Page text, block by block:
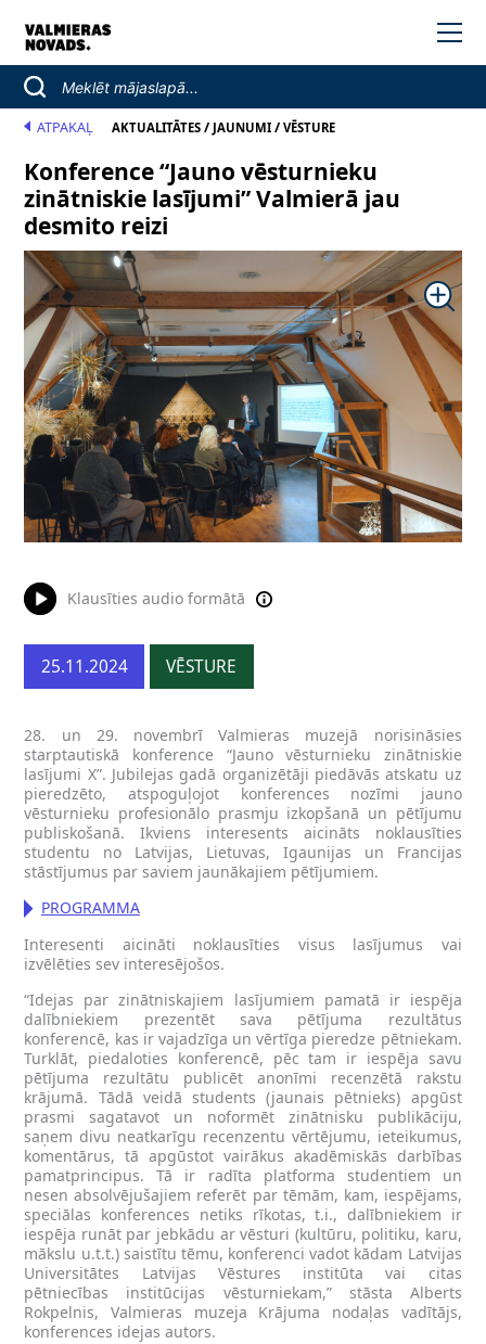
ATPAKAĻ AKTUALITĀTES/ JAUNUMI/ VĒSTURE
Konference “Jauno vēsturnieku
zinātniskie lasījumi” Valmierā jau
desmito reizi
Klausīties audio formātā
25.11.2024 VĒSTURE
28. un 29. novembrī Valmieras muzejā norisināsies
starptautiskā konference “Jauno vēsturnieku zinātniskie
lasījumi X”. Jubilejas gadā organizētāji piedāvās atskatu uz
pieredzēto, atspoguļojot konferences nozīmi jauno
vēsturnieku profesionālo prasmju izkopšanā un pētījumu
publiskošanā. Ikviens interesents aicināts noklausīties
studentu no Latvijas, Lietuvas, Igaunijas un Francijas
stāstījumus par saviem jaunākajiem pētījumiem.
PROGRAMMA
Interesenti aicināti noklausīties visus lasījumus vai
izvēlēties sev interesējošos.
“Idejas par zinātniskajiem lasījumiem pamatā ir iespēja
dalībniekiem prezentēt sava pētījuma rezultātus
konferencē, kas ir vajadzīga un vērtīga pieredze pētniekam.
Turklāt, piedaloties konferencē, pēc tam ir iespēja savu
pētījuma rezultātu publicēt anonīmi recenzētā rakstu
krājumā. Tādā veidā students (jaunais pētnieks) apgūst
prasmi sagatavot un noformēt zinātnisku publikāciju,
saņem divu neatkarīgu recenzentu vērtējumu, ieteikumus,
komentārus, tā apgūstot vairākus akadēmiskās darbības
pamatprincipus. Tā ir radīta platforma studentiem un
nesen absolvējušajiem referēt par tēmām, kam, iespējams,
speciālas konferences netiks rīkotas, t.i., dalībniekiem ir
iespēja runāt par jebkādu ar vēsturi (kultūru, politiku, karu,
mākslu u.t.t.) saistītu tēmu, konferenci vadot kādam Latvijas
Universitātes Latvijas Vēstures institūta vai citas
pētniecības institūcijas vēsturniekam,” stāsta Alberts
Rokpelnis, Valmieras muzeja Krājuma nodaļas vadītājs,
konferences idejas autors.